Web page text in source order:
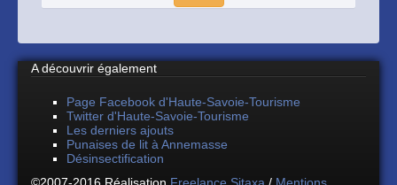
A découvrir également
Page Facebook d'Haute-Savoie-Tourisme
Twitter d'Haute-Savoie-Tourisme
Les derniers ajouts
Punaises de lit à Annemasse
Désinsectification